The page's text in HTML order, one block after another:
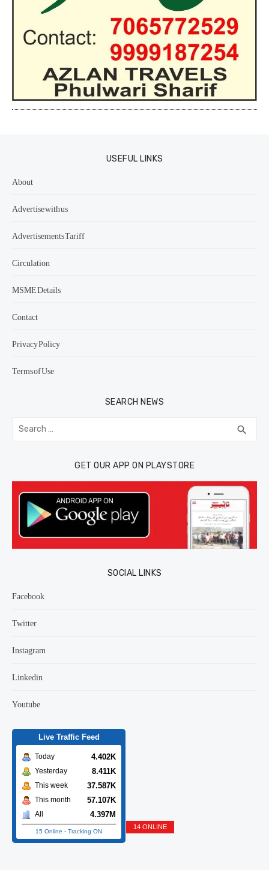
USEFUL LINKS
About
Advertise with us
Advertisements Tariff
Circulation
MSME Details
Contact
Privacy Policy
Terms of Use
SEARCH NEWS
Search
for: search
GET OUR APP ON PLAYSTORE
SOCIAL LINKS
Facebook
Twitter
Instagram
Linkedin
Youtube
Live Traffic Feed
Today 4.402K
Yesterday 8.411K
This week 37.587K
This month 57.107K
All 4.397M
15 Online - Tracking ON
14 ONLINE